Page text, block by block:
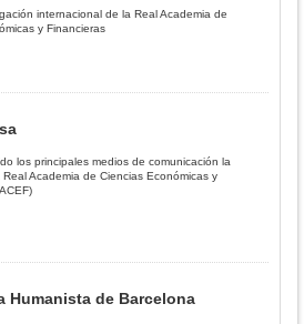
internacional de la Real Academia de
y Financieras
los principales medios de comunicación la
Academia de Ciencias Económicas y
Humanista de Barcelona